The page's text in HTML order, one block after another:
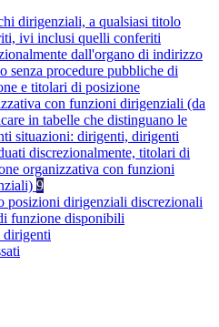
dirigenziali, a qualsiasi titolo
ivi inclusi quelli conferiti
dall'organo di indirizzo
senza procedure pubbliche di
e titolari di posizione
con funzioni dirigenziali (da
in tabelle che distinguano le
situazioni: dirigenti, dirigenti
discrezionalmente, titolari di
organizzativa con funzioni
9
posizioni dirigenziali discrezionali
funzione disponibili
dirigenti